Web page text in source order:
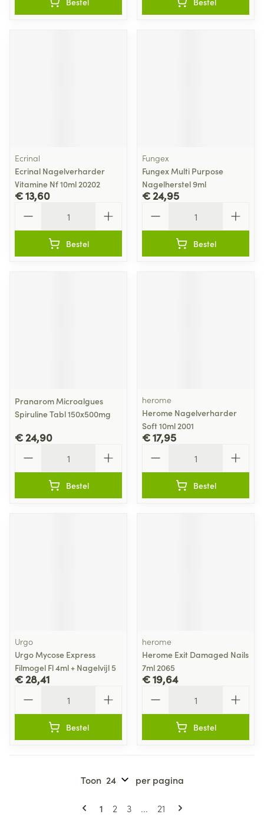
Ecrinal
Ecrinal Nagelverharder
Vitamine Nf 10ml 20202
€ 13,60
Bestel
Fungex
Fungex Multi Purpose
Nagelherstel 9ml
€ 24,95
Bestel
Pranarom Microalgues
Spiruline Tabl 150x500mg
€ 24,90
Bestel
herome
Herome Nagelverharder
Soft 10ml 2001
€ 17,95
Bestel
Urgo
Urgo Mycose Express
Filmogel Fl 4ml + Nagelvijl 5
€ 28,41
Bestel
herome
Herome Exit Damaged Nails
7ml 2065
€ 19,64
Bestel
Pagina's
U lees momenteel pagina
1 Pagina
2 Pagina
3 ... Pagina
21
Toon per pagina